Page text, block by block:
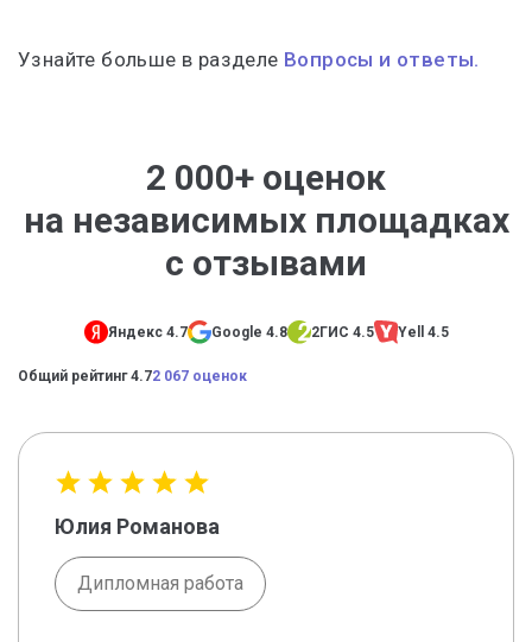
Узнайте больше в разделе Вопросы и ответы.
2 000+ оценок
на независимых площадках
с отзывами
Яндекс 4.7 Google 4.8 2ГИС 4.5 Yell 4.5
Общий рейтинг 4.72 067 оценок
Юлия Романова
Дипломная работа